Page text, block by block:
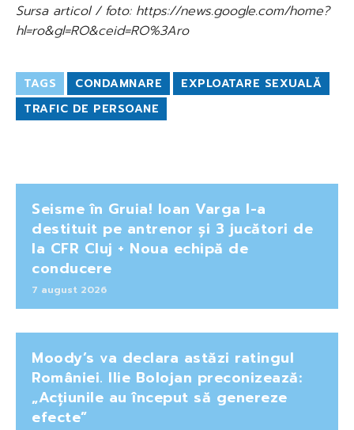
Sursa articol / foto: https://news.google.com/home?
hl=ro&gl=RO&ceid=RO%3Aro
TAGS CONDAMNARE
EXPLOATARE SEXUALĂ
TRAFIC DE PERSOANE
Seisme în Gruia! Ioan Varga l-a
destituit pe antrenor și 3 jucători de
la CFR Cluj + Noua echipă de
conducere
7 august 2026
Moody’s va declara astăzi ratingul
României. Ilie Bolojan preconizează:
„Acțiunile au început să genereze
efecte”